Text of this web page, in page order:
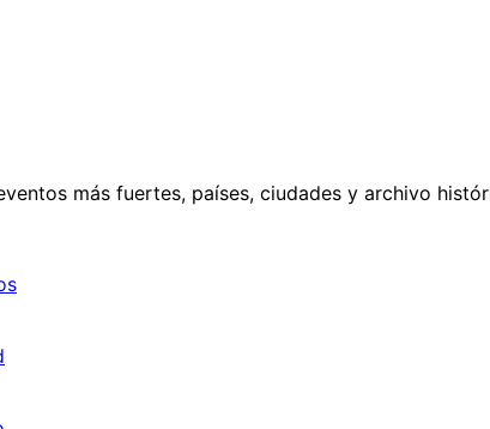
más fuertes, países, ciudades y archivo